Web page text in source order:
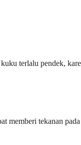
terlalu pendek,
memberi tekanan